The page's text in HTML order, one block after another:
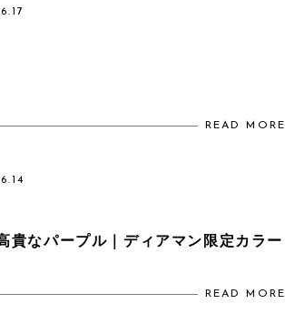
READ MORE
貴なパープル｜ディアマン限定カラー
READ MORE